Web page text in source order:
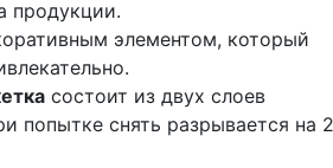
продукции.
элементом, который
состоит из двух слоев
попытке снять разрывается на 2